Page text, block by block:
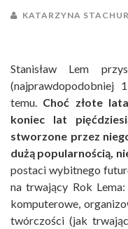
KATARZYNA
Stanisław Lem
(najprawdopodobniej
temu. Choć złote
koniec lat
stworzone przez
dużą popularnością,
postaci wybitnego
na trwający Rok
komputerowe,
twórczości (jak